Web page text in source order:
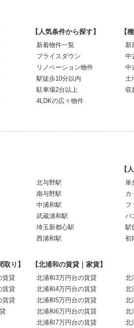
【人気条件から探す】
新着物件一覧
プライスダウン
リノベーション物件
駅徒歩10分以内
駐車場2台以上
4LDKの広々物件
【
新
中
中
土
収
北与野駅
南与野駅
中浦和駅
武蔵浦和駅
埼玉新都心駅
西浦和駅
【
単
カ
フ
バ
駅
初
取り】
賃貸
賃貸
賃貸
【北浦和の賃貸｜家賃】
北浦和3万円台の賃貸
北浦和4万円台の賃貸
北浦和5万円台の賃貸
北浦和6万円台の賃貸
北浦和7万円台の賃貸
北
北
北
北
北